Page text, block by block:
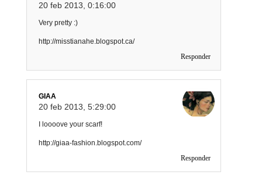
20 feb 2013, 0:16:00
Very pretty :)
http://misstianahe.blogspot.ca/
Responder
GIAA
20 feb 2013, 5:29:00
I loooove your scarf!
http://giaa-fashion.blogspot.com/
Responder